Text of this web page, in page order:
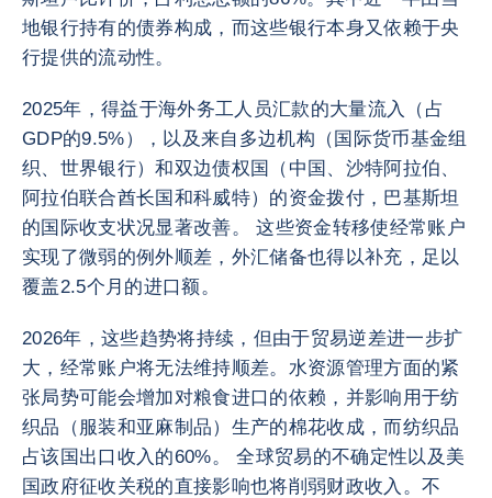
地银行持有的债券构成，而这些银行本身又依赖于央
行提供的流动性。
2025年，得益于海外务工人员汇款的大量流入（占
GDP的9.5%），以及来自多边机构（国际货币基金组
织、世界银行）和双边债权国（中国、沙特阿拉伯、
阿拉伯联合酋长国和科威特）的资金拨付，巴基斯坦
的国际收支状况显著改善。 这些资金转移使经常账户
实现了微弱的例外顺差，外汇储备也得以补充，足以
覆盖2.5个月的进口额。
2026年，这些趋势将持续，但由于贸易逆差进一步扩
大，经常账户将无法维持顺差。水资源管理方面的紧
张局势可能会增加对粮食进口的依赖，并影响用于纺
织品（服装和亚麻制品）生产的棉花收成，而纺织品
占该国出口收入的60%。 全球贸易的不确定性以及美
国政府征收关税的直接影响也将削弱财政收入。不